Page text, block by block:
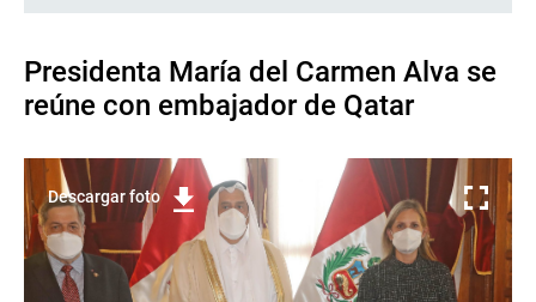
Presidenta María del Carmen Alva se
reúne con embajador de Qatar
Descargar foto